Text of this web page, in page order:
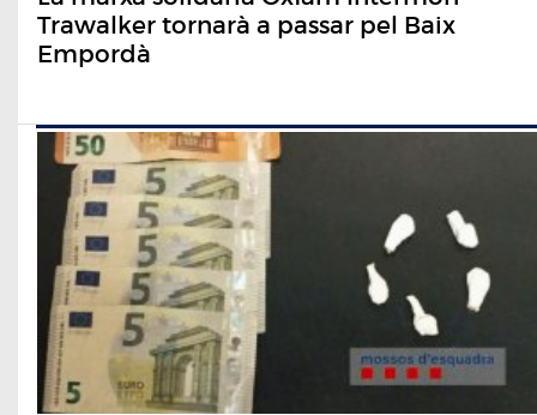
Trawalker tornarà a passar pel Baix
Empordà